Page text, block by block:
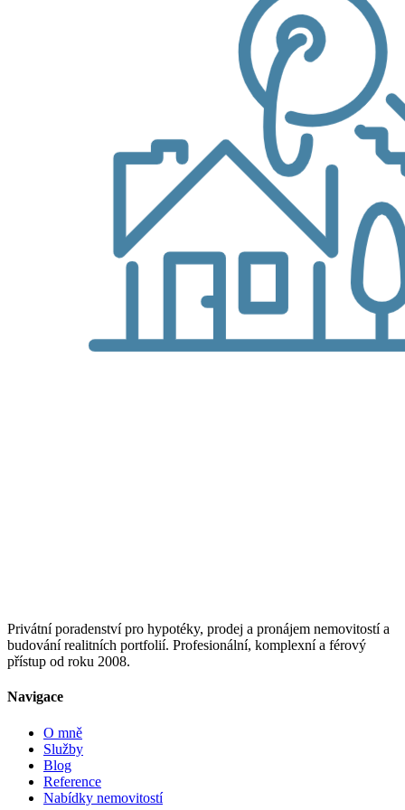
Privátní poradenství pro hypotéky, prodej a pronájem nemovitostí a
budování realitních portfolií. Profesionální, komplexní a férový
přístup od roku 2008.
Navigace
O mně
Služby
Blog
Reference
Nabídky nemovitostí